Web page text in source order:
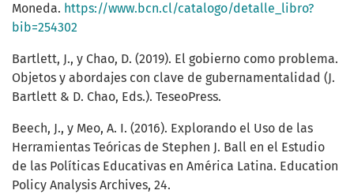
Moneda. https://www.bcn.cl/catalogo/detalle_libro?
bib=254302
Bartlett, J., y Chao, D. (2019). El gobierno como problema.
Objetos y abordajes con clave de gubernamentalidad (J.
Bartlett & D. Chao, Eds.). TeseoPress.
Beech, J., y Meo, A. I. (2016). Explorando el Uso de las
Herramientas Teóricas de Stephen J. Ball en el Estudio
de las Políticas Educativas en América Latina. Education
Policy Analysis Archives, 24.